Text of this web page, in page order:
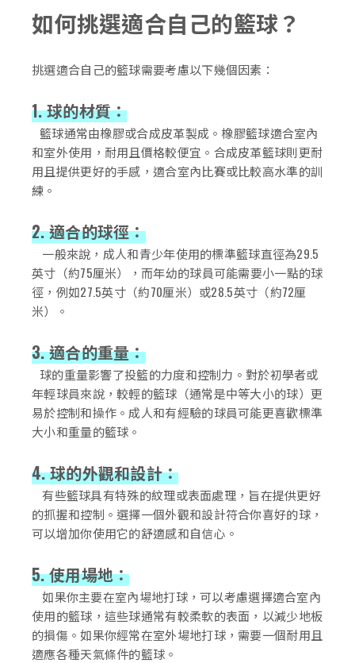
如何挑選適合自己的籃球？
挑選適合自己的籃球需要考慮以下幾個因素：
1. 球的材質：
籃球通常由橡膠或合成皮革製成。橡膠籃球適合室內
和室外使用，耐用且價格較便宜。合成皮革籃球則更耐
用且提供更好的手感，適合室內比賽或比較高水準的訓
練。
2. 適合的球徑：
一般來說，成人和青少年使用的標準籃球直徑為29.5
英寸（約75厘米），而年幼的球員可能需要小一點的球
徑，例如27.5英寸（約70厘米）或28.5英寸（約72厘
米）。
3. 適合的重量：
球的重量影響了投籃的力度和控制力。對於初學者或
年輕球員來說，較輕的籃球（通常是中等大小的球）更
易於控制和操作。成人和有經驗的球員可能更喜歡標準
大小和重量的籃球。
4. 球的外觀和設計：
有些籃球具有特殊的紋理或表面處理，旨在提供更好
的抓握和控制。選擇一個外觀和設計符合你喜好的球，
可以增加你使用它的舒適感和自信心。
5. 使用場地：
如果你主要在室內場地打球，可以考慮選擇適合室內
使用的籃球，這些球通常有較柔軟的表面，以減少地板
的損傷。如果你經常在室外場地打球，需要一個耐用且
適應各種天氣條件的籃球。